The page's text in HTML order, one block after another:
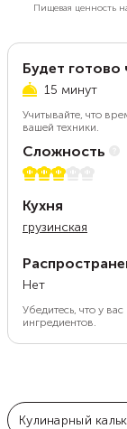
Пищевая ценность
Будет готово
15 минут
Учитывайте, что
вашей техники.
Сложность
3 из 5
Кухня
грузинская
Нет
Убедитесь, что у
ингредиентов.
Кулинарный